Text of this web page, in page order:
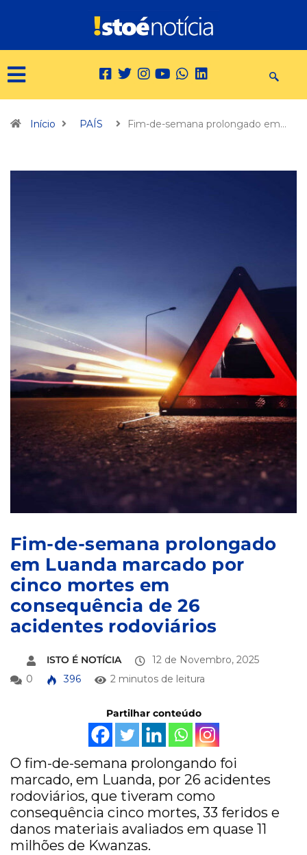
Início PAÍS Fim-de-semana prolongado em…
Fim-de-semana prolongado
em Luanda marcado por
cinco mortes em
consequência de 26
acidentes rodoviários
ISTO É NOTÍCIA
12 de Novembro, 2025
0
396 2 minutos de leitura
Partilhar conteúdo
O fim-de-semana prolongando foi
marcado, em Luanda, por 26 acidentes
rodoviários, que tiveram como
consequência cinco mortes, 33 feridos e
danos materiais avaliados em quase 11
milhões de Kwanzas.